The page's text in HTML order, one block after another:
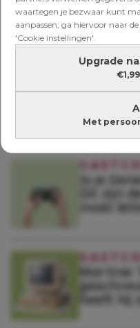
waartegen je bezwaar kunt
aanpassen; ga hiervoor naar
'Cookie instellingen'.
Upgrade
Met
van een
start
Hoe oud
social
Is je
Dit zijn
moet
Martine:
heeft hij